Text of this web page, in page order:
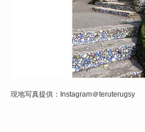
現地写真提供：Instagram＠teruterugsy